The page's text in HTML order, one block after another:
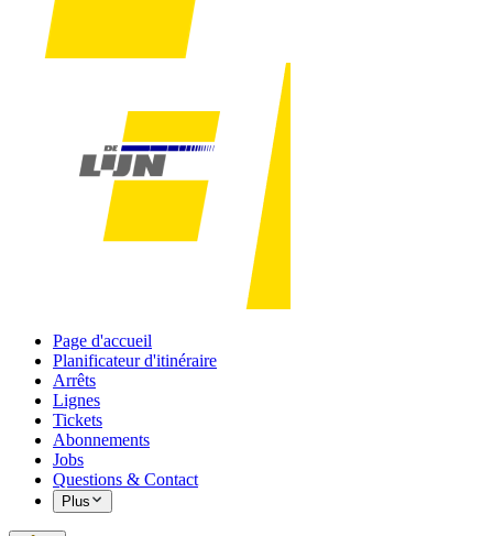
Page d'accueil
Planificateur d'itinéraire
Arrêts
Lignes
Tickets
Abonnements
Jobs
Questions & Contact
Plus